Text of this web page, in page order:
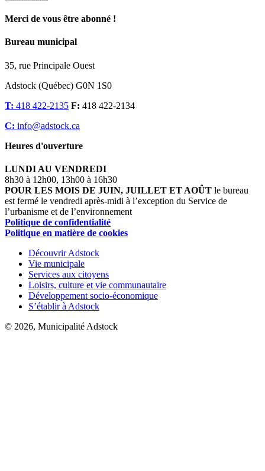
Merci de vous être abonné !
Bureau municipal
35, rue Principale Ouest
Adstock (Québec) G0N 1S0
T: 418 422-2135 F: 418 422-2134
C: info@adstock.ca
Heures d'ouverture
LUNDI AU VENDREDI
8h30 à 12h00, 13h00 à 16h30
POUR LES MOIS DE JUIN, JUILLET ET AOÛT le bureau
est fermé le vendredi après-midi à l’exception du Service de
l’urbanisme et de l’environnement
Politique de confidentialité
Politique en matière de cookies
Découvrir Adstock
Vie municipale
Services aux citoyens
Loisirs, culture et vie communautaire
Développement socio-économique
S’établir à Adstock
© 2026, Municipalité Adstock